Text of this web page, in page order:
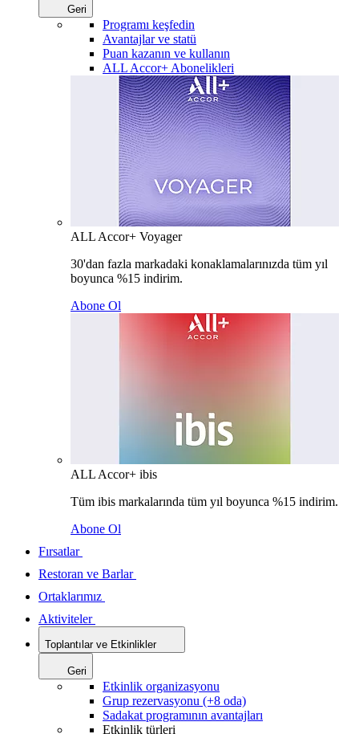
Geri
Programı keşfedin
Avantajlar ve statü
Puan kazanın ve kullanın
ALL Accor+ Abonelikleri
ALL Accor+ Voyager
30'dan fazla markadaki konaklamalarınızda tüm yıl
boyunca %15 indirim.
Abone Ol
ALL Accor+ ibis
Tüm ibis markalarında tüm yıl boyunca %15 indirim.
Abone Ol
Fırsatlar
Restoran ve Barlar
Ortaklarımız
Aktiviteler
Toplantılar ve Etkinlikler
Geri
Etkinlik organizasyonu
Grup rezervasyonu (+8 oda)
Sadakat programının avantajları
Etkinlik türleri